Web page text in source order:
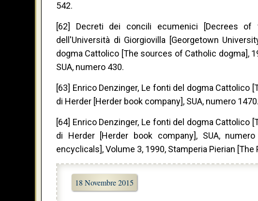
542.
[62] Decreti dei concili ecumenici [Decrees of
dell'Università di Giorgiovilla [Georgetown
dogma Cattolico [The sources of Catholic dogma],
SUA, numero 430.
[63] Enrico Denzinger, Le fonti del dogma Cattolico
di Herder [Herder book company], SUA, numero 1470.
[64] Enrico Denzinger, Le fonti del dogma Cattolico
di Herder [Herder book company], SUA,
encyclicals], Volume 3, 1990, Stamperia Pierian [The
18 Novembre 2015